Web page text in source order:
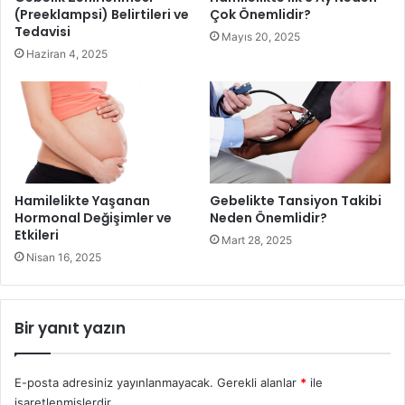
karşılar.
Gebelik Döneminde Beslenme Nasıl Olmalı
Gebelik döneminde artan ihtiyaçların başında protein
(Preeklampsi) Belirtileri ve
Tedavisi
Haziran 4, 2025
Çok Önemlidir?
Mayıs 20, 2025
Hamilelikte Yaşanan
Hormonal Değişimler ve
Etkileri
Nisan 16, 2025
Gebelikte Tansiyon Takibi
Neden Önemlidir?
Mart 28, 2025
Bir yanıt yazın
E-posta adresiniz yayınlanmayacak. Gerekli alanlar * ile
işaretlenmişlerdir